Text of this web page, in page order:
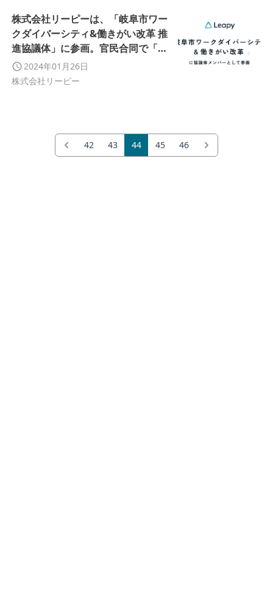
株式会社リーピーは、「岐阜市ワー
クダイバーシティ&働きがい改革 推
進協議体」に参画。官民合同で「魅
力的な労働環境を作り、働き手に選
ばれる企業になる。」を掲げます。
2024年01月26日
株式会社リーピー
42 43 44 45 46